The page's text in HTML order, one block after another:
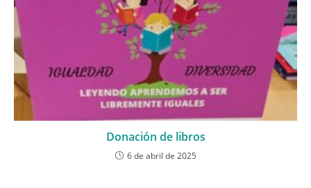
Donación de libros
6 de abril de 2025